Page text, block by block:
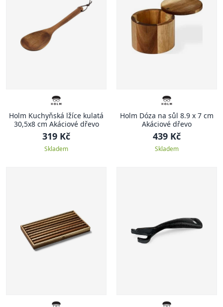
Holm Kuchyňská lžíce kulatá
30,5x8 cm Akáciové dřevo
319 Kč
Skladem
Holm Dóza na sůl 8.9 x 7 cm
Akáciové dřevo
439 Kč
Skladem